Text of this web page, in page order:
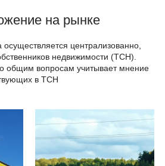
на рынке
централизованно,
недвижимости (ТСН).
общим вопросам учитывает мнение
в ТСН